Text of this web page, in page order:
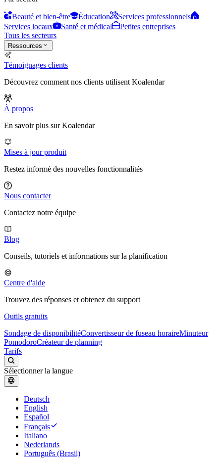
Beauté et bien-être Éducation
Services professionnels
Services locaux
Santé et médical
Petites entreprises
Tous les secteurs
Ressources
Témoignages clients
Découvrez comment nos clients utilisent Koalendar
À propos
En savoir plus sur Koalendar
Mises à jour produit
Restez informé des nouvelles fonctionnalités
Nous contacter
Contactez notre équipe
Blog
Conseils, tutoriels et informations sur la planification
Centre d'aide
Trouvez des réponses et obtenez du support
Outils gratuits
Sondage de disponibilitéConvertisseur de fuseau horaireMinuteur
PomodoroCréateur de planning
Tarifs
Sélectionner la langue
Deutsch
English
Español
Français
Italiano
Nederlands
Português (Brasil)